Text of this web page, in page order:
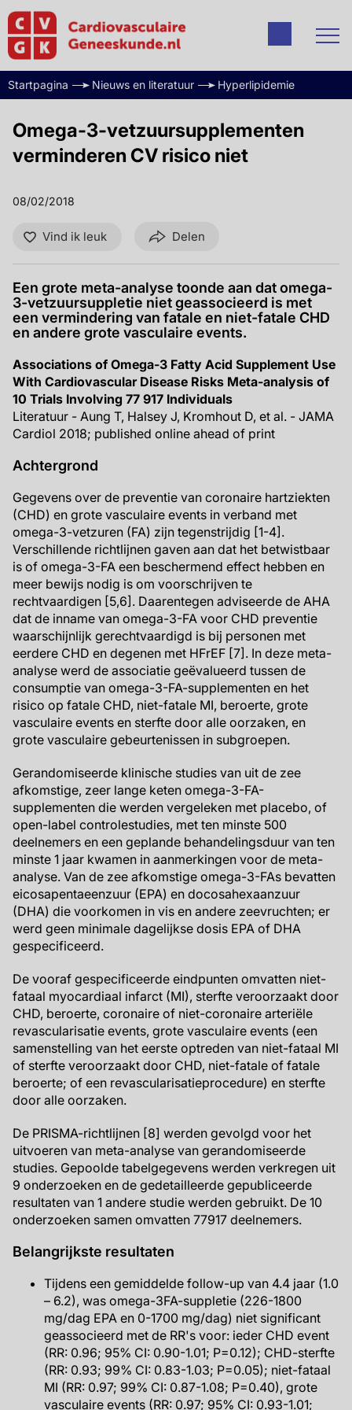
Startpagina Nieuws en literatuur Hyperlipidemie
Omega-3-vetzuursupplementen
verminderen CV risico niet
08/02/2018
Vind ik leuk Delen
Een grote meta-analyse toonde aan dat omega-
3-vetzuursuppletie niet geassocieerd is met
een vermindering van fatale en niet-fatale CHD
en andere grote vasculaire events.
Associations of Omega-3 Fatty Acid Supplement Use
With Cardiovascular Disease Risks Meta-analysis of
10 Trials Involving 77 917 Individuals
Literatuur - Aung T, Halsey J, Kromhout D, et al. - JAMA
Cardiol 2018; published online ahead of print
Achtergrond
Gegevens over de preventie van coronaire hartziekten
(CHD) en grote vasculaire events in verband met
omega-3-vetzuren (FA) zijn tegenstrijdig [1-4].
Verschillende richtlijnen gaven aan dat het betwistbaar
is of omega-3-FA een beschermend effect hebben en
meer bewijs nodig is om voorschrijven te
rechtvaardigen [5,6]. Daarentegen adviseerde de AHA
dat de inname van omega-3-FA voor CHD preventie
waarschijnlijk gerechtvaardigd is bij personen met
eerdere CHD en degenen met HFrEF [7]. In deze meta-
analyse werd de associatie geëvalueerd tussen de
consumptie van omega-3-FA-supplementen en het
risico op fatale CHD, niet-fatale MI, beroerte, grote
vasculaire events en sterfte door alle oorzaken, en
grote vasculaire gebeurtenissen in subgroepen.
Gerandomiseerde klinische studies van uit de zee
afkomstige, zeer lange keten omega-3-FA-
supplementen die werden vergeleken met placebo, of
open-label controlestudies, met ten minste 500
deelnemers en een geplande behandelingsduur van ten
minste 1 jaar kwamen in aanmerkingen voor de meta-
analyse. Van de zee afkomstige omega-3-FAs bevatten
eicosapentaeenzuur (EPA) en docosahexaanzuur
(DHA) die voorkomen in vis en andere zeevruchten; er
werd geen minimale dagelijkse dosis EPA of DHA
gespecificeerd.
De vooraf gespecificeerde eindpunten omvatten niet-
fataal myocardiaal infarct (MI), sterfte veroorzaakt door
CHD, beroerte, coronaire of niet-coronaire arteriële
revascularisatie events, grote vasculaire events (een
samenstelling van het eerste optreden van niet-fataal MI
of sterfte veroorzaakt door CHD, niet-fatale of fatale
beroerte; of een revascularisatieprocedure) en sterfte
door alle oorzaken.
De PRISMA-richtlijnen [8] werden gevolgd voor het
uitvoeren van meta-analyse van gerandomiseerde
studies. Gepoolde tabelgegevens werden verkregen uit
9 onderzoeken en de gedetailleerde gepubliceerde
resultaten van 1 andere studie werden gebruikt. De 10
onderzoeken samen omvatten 77917 deelnemers.
Belangrijkste resultaten
Tijdens een gemiddelde follow-up van 4.4 jaar (1.0
– 6.2), was omega-3FA-suppletie (226-1800
mg/dag EPA en 0-1700 mg/dag) niet significant
geassocieerd met de RR's voor: ieder CHD event
(RR: 0.96; 95% CI: 0.90-1.01; P=0.12); CHD-sterfte
(RR: 0.93; 99% CI: 0.83-1.03; P=0.05); niet-fataal
MI (RR: 0.97; 99% CI: 0.87-1.08; P=0.40), grote
vasculaire events (RR: 0.97; 95% CI: 0.93-1.01;